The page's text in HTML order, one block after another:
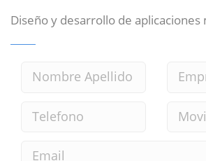
Diseño y desarrollo de aplicaciones